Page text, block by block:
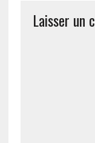
Laisser un